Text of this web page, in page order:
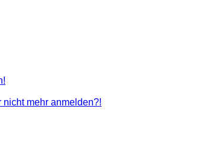
nicht mehr anmelden?!